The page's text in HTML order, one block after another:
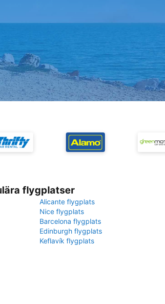
flygplatser
Alicante flygplats
Nice flygplats
Barcelona flygplats
Edinburgh flygplats
Keflavík flygplats